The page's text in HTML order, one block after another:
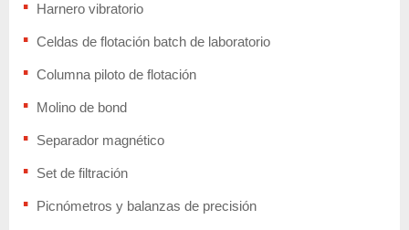
Harnero vibratorio
Celdas de flotación batch de laboratorio
Columna piloto de flotación
Molino de bond
Separador magnético
Set de filtración
Picnómetros y balanzas de precisión